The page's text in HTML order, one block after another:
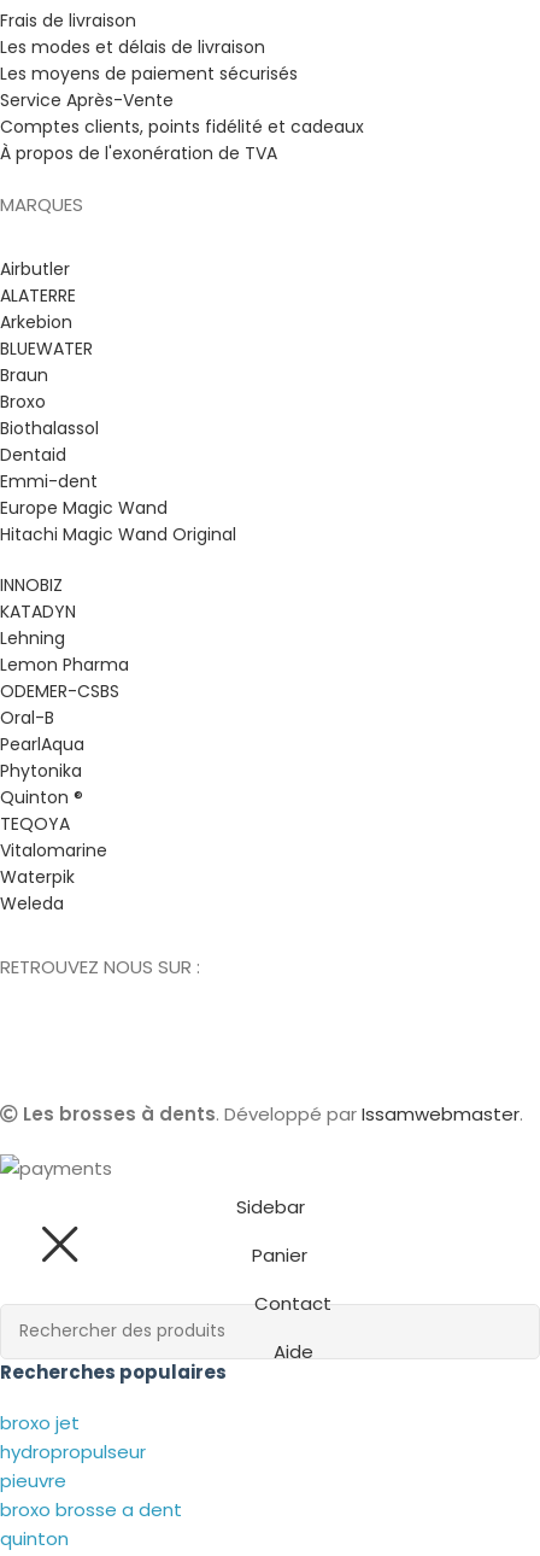
Frais de livraison
Les modes et délais de livraison
Les moyens de paiement sécurisés
Service Après-Vente
Comptes clients, points fidélité et cadeaux
À propos de l'exonération de TVA
MARQUES
Airbutler
ALATERRE
Arkebion
BLUEWATER
Braun
Broxo
Biothalassol
Dentaid
Emmi-dent
Europe Magic Wand
Hitachi Magic Wand Original
INNOBIZ
KATADYN
Lehning
Lemon Pharma
ODEMER-CSBS
Oral-B
PearlAqua
Phytonika
Quinton ®
TEQOYA
Vitalomarine
Waterpik
Weleda
RETROUVEZ NOUS SUR :
Les brosses à dents. Développé parIssamwebmaster.
Recherches populaires
broxo jet
hydropropulseur
pieuvre
broxo brosse a dent
quinton
Sidebar
Panier
Contact
Aide